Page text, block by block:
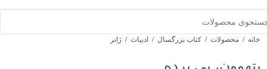
خانه / محصولات / کتاب بزرگسال / ادبیات / ژانر